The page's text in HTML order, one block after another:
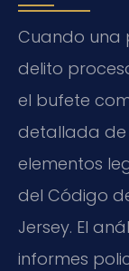
Cuando una
delito
el bufete
detallada de
elementos
del Código
Jersey. El
informes